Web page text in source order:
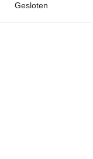
Gesloten